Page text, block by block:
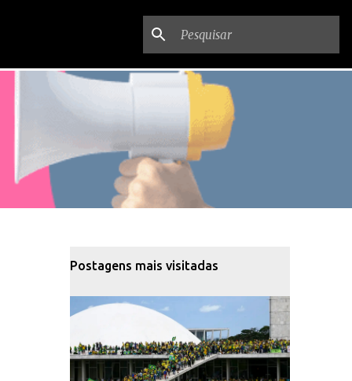
Postagens mais visitadas